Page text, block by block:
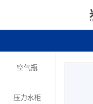
空气瓶
压力水柜